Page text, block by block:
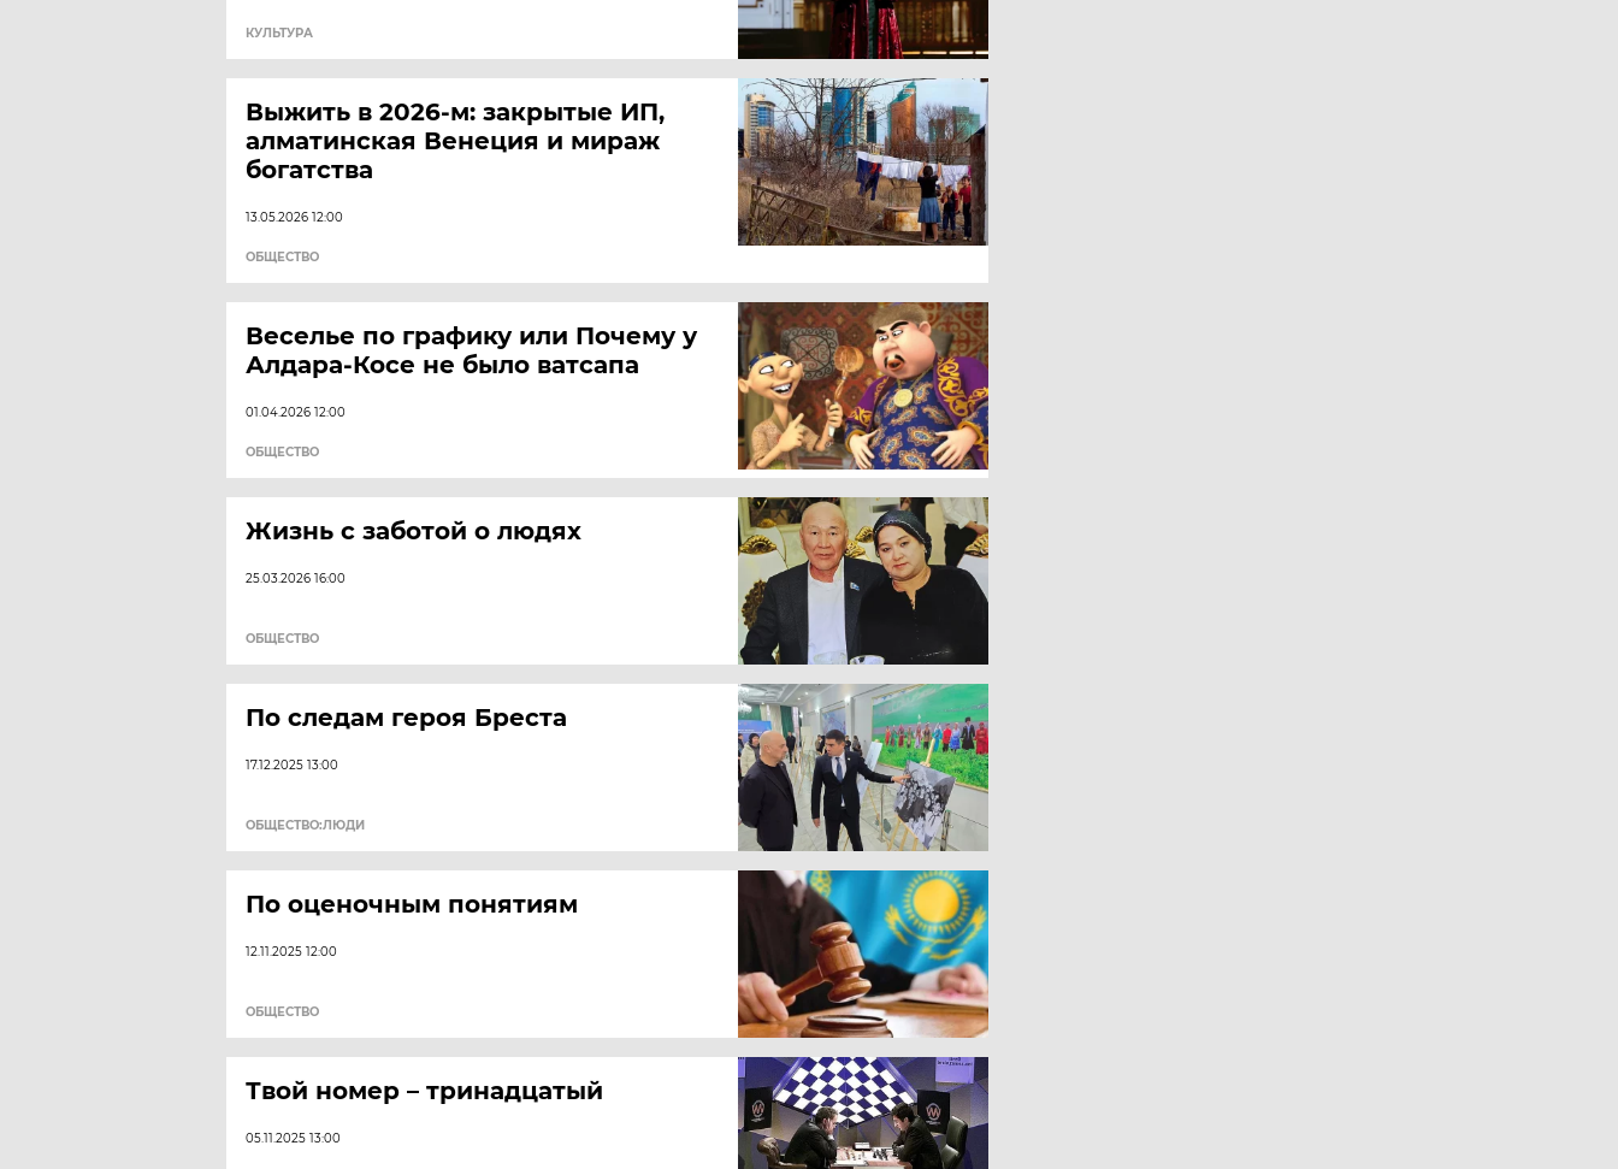
КУЛЬТУРА
Выжить в 2026-м: закрытые ИП,
алматинская Венеция и мираж
богатства
13.05.2026 12:00
ОБЩЕСТВО
Веселье по графику или Почему у
Алдара-Косе не было ватсапа
01.04.2026 12:00
ОБЩЕСТВО
Жизнь с заботой о людях
25.03.2026 16:00
ОБЩЕСТВО
По следам героя Бреста
17.12.2025 13:00
ОБЩЕСТВО:ЛЮДИ
По оценочным понятиям
12.11.2025 12:00
ОБЩЕСТВО
Твой номер – тринадцатый
05.11.2025 13:00